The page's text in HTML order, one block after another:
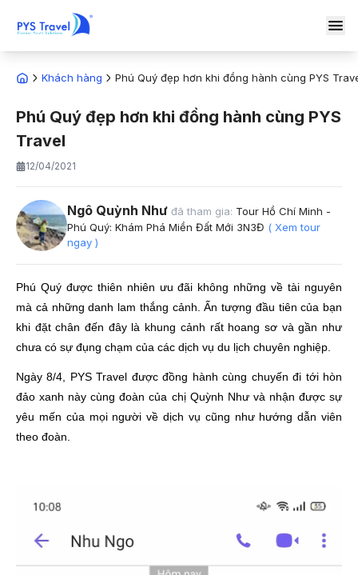
Khách hàng Phú Quý đẹp hơn khi đồng hành cùng PYS
Phú Quý đẹp hơn khi đồng hành cùng PYS
Travel
12/04/2021
Ngô Quỳnh Như đã tham gia: Tour Hồ Chí Minh -
Phú Quý: Khám Phá Miền Đất Mới 3N3Đ ( Xem tour
ngay )
Phú Quý được thiên nhiên ưu đãi không những về tài nguyên
mà cả những danh lam thắng cảnh. Ấn tượng đầu tiên của bạn
khi đặt chân đến đây là khung cảnh rất hoang sơ và gần như
chưa có sự đụng chạm của các dịch vụ du lịch chuyên nghiệp.
Ngày 8/4, PYS Travel được đồng hành cùng chuyến đi tới hòn
đảo xanh này cùng đoàn của chị Quỳnh Như và nhận được sự
yêu mến của mọi người về dịch vụ cũng như hướng dẫn viên
theo đoàn.